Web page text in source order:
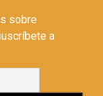
sobre
a